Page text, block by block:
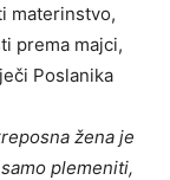
materinstvo,
prema majci,
Poslanika
žena je
plemeniti,